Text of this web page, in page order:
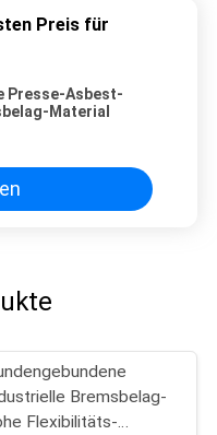
Preis für
Presse-Asbest-
Material
Bremsbelag-
Flexibilitäts-